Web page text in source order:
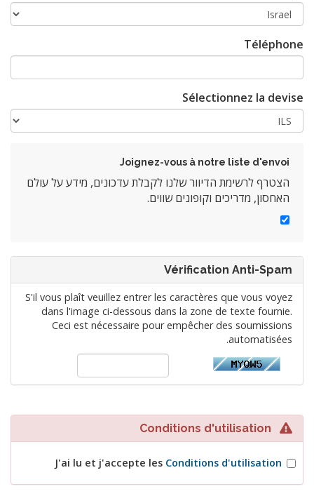
Téléphone
Sélectionnez la devise
Joignez-vous à notre liste d'envoi
הצטרף לרשימת הדיוור שלנו לקבלת עדכונים, מידע על עולם
האחסון, מדריכים וקופונים שווים.
Vérification Anti-Spam
S'il vous plaît veuillez entrer les caractères que vous voyez
dans l'image ci-dessous dans la zone de texte fournie.
Ceci est nécessaire pour empêcher des soumissions
automatisées.
J'ai lu et j'accepte les Conditions d'utilisation